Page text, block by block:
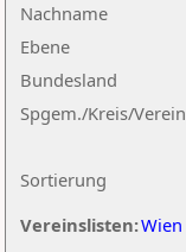
Nachname
Ebene
Sortierung
Bundesland
Spgem./Kreis/Verein
Vereinslisten:Wien